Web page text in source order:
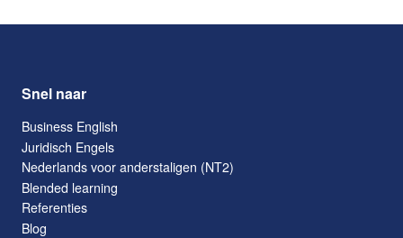
Snel naar
Business English
Juridisch Engels
Nederlands voor anderstaligen (NT2)
Blended learning
Referenties
Blog